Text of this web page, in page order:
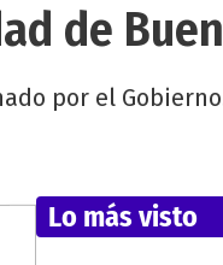
de
por el
Lo más visto